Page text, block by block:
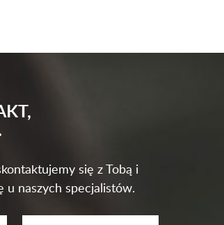
się z Tobą i
u naszych specjalistów.